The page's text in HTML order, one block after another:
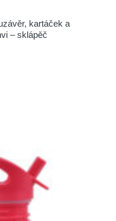
kartáček a
– sklápěč